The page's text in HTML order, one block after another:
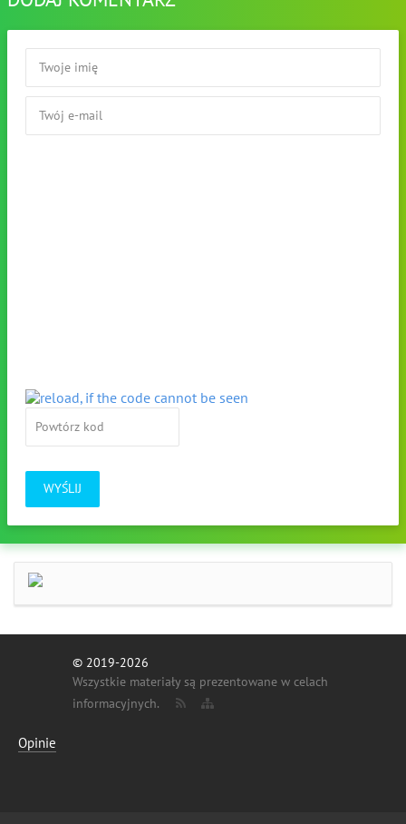
WYŚLIJ
© 2019-2026
Wszystkie materiały są prezentowane w celach
informacyjnych.
Opinie